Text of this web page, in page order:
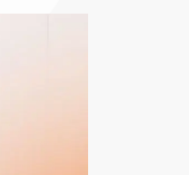
Implantoprotetyka